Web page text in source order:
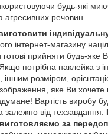
будь-які
агресивних речовин.
інтернет-магазину
готові прийняти будь-яке
потрібна наклейка з
іншим розміром,
яке Ви
Вартість виробу
залежно від техзавдання.
за